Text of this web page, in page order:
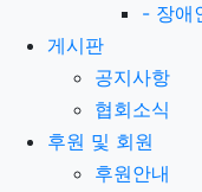
- 장애
게시판
공지사항
협회소식
후원 및 회원
후원안내